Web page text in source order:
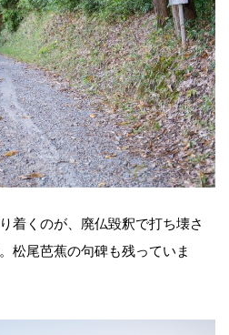
着くのが、廃仏毀釈で打ち壊さ
松尾芭蕉の句碑も残っていま